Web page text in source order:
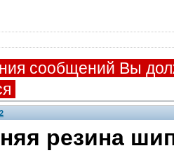
сообщений Вы
резина